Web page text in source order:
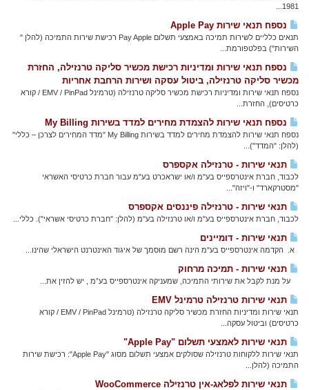
1981...
נספח תנאי שירות Apple Pay
תנאים כלליים לשירות תמיכה באמצעי תשלום Pay Apple רכישת שירות התמיכה (להלן "
השירות") בפלטפורמת...
נספח תנאי שירות ומדיניות רכישת מכשיר סליקה טרנזילה, החזרת
מכשיר סליקה טרנזילה, ביטול עסקה ושירות הרחבת אחריות
נספח תנאי שירות ומדיניות רכישת מכשיר סליקה טרנזילה (טרמינל EMV / PinPad / קורא
כרטיסים), החזרת...
נספח תנאי שירות להצמדת מחירים למדד בשירות My Billing
נספח תנאי שירות להצמדת מחירים למדד בשירות My Billing "מדד המחירים לצרכן – כללי"
(להלן: "המדד")...
תנאי שירות - טרנזילה אקספרס
לכבוד, חברת אינטרספייס בע"מ ו/או ישראכרט בע"מ עבור חברת כרטיסי האשראי
"מסטרקארד" ו-"ויזה"...
תנאי שירות - טרנזילה פיננסים אקספרס
לכבוד, חברת אינטרספייס בע"מ ו/או טרנזילה בע"מ (להלן: "חברת כרטיסי אשראי"). כללי...
תנאי שירות - דומיינים
א. הקדמה אינטרספייס בע"מ הינה רשם מוסמך של איגוד האינטרנט הישראלי שהינו...
תנאי שירות - תמיכה מרחוק
על מנת לקבל את שירותי התמיכה, שמעניקה אינטרספייס בע”מ , יש להזין את...
תנאי שירות טרנזילה טרמינל EMV
תנאי שירות ומדיניות החזרת מכשיר סליקה טרנזילה (טרמינל EMV / PinPad / קורא
כרטיסים) וביטול עסקה...
תנאי שירות לאמצעי תשלום "Apple Pay"
תנאי שירות ללקוחות טרנזילה שסולקים אמצעי תשלום מסוג "Apple Pay": רכישת שירות
התמיכה (להלן...
תנאי שירות לפלאג-אין טרנזילה WooCommerce